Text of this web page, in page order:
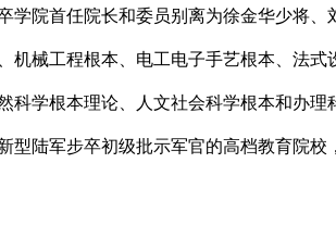
院首任院长和委员别离为徐金华少将
械工程根本、电工电子手艺根本、法
学根本理论、人文社会科学根本和办理
陆军步卒初级批示军官的高档教育院